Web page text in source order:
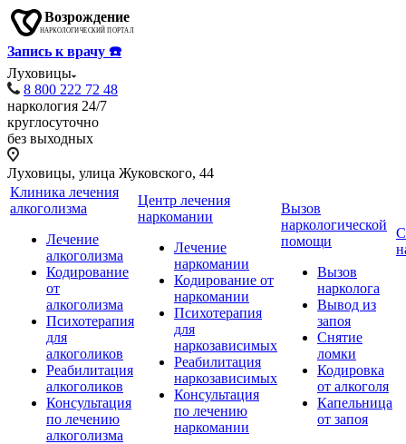
Запись к врачу ☎️
Луховицы
8 800 222 72 48
наркология 24/7
круглосуточно
без выходных
Луховицы, улица Жуковского, 44
Клиника лечения
алкоголизма
Лечение
алкоголизма
Кодирование
от
алкоголизма
Психотерапия
для
алкоголиков
Реабилитация
алкоголиков
Консультация
по лечению
алкоголизма
Центр лечения
наркомании
Лечение
наркомании
Кодирование от
наркомании
Психотерапия
для
наркозависимых
Реабилитация
наркозависимых
Консультация
по лечению
наркомании
Вызов
наркологической
помощи
Вызов
нарколога
Вывод из
запоя
Снятие
ломки
Кодировка
от алкоголя
Капельница
от запоя